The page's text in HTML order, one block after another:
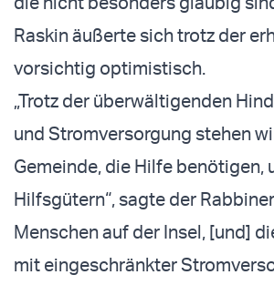
Raskin äußerte sich trotz der
vorsichtig optimistisch.
„Trotz der überwältigenden
und Stromversorgung stehen
Gemeinde, die Hilfe benötigen,
Hilfsgütern“, sagte der
Menschen auf der Insel, [und]
mit eingeschränkter